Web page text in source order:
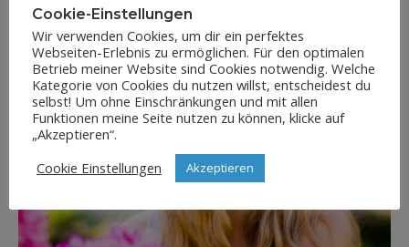
Cookie-Einstellungen
Wir verwenden Cookies, um dir ein perfektes
Webseiten-Erlebnis zu ermöglichen. Für den optimalen
Betrieb meiner Website sind Cookies notwendig. Welche
Kategorie von Cookies du nutzen willst, entscheidest du
selbst! Um ohne Einschränkungen und mit allen
Funktionen meine Seite nutzen zu können, klicke auf
„Akzeptieren“.
Cookie Einstellungen
Akzeptieren